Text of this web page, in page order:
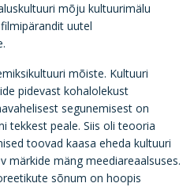
mõju kultuurimälu
uutel
mõiste. Kultuuri
pidevast kohalolekust
segunemisest on
tekkest peale. Siis oli teooria
toovad kaasa eheda kultuuri
märkide mäng meediareaalsuses.
sõnum on hoopis